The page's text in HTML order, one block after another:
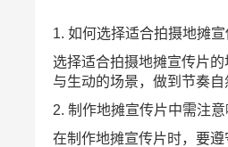
1. 如何选择适合拍摄地摊宣
选择适合拍摄地摊宣传片
与生动的场景，做到节奏
2. 制作地摊宣传片中需注意
在制作地摊宣传片时，要